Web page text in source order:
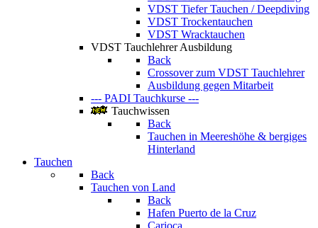
VDST Tiefer Tauchen / Deepdiving
VDST Trockentauchen
VDST Wracktauchen
VDST Tauchlehrer Ausbildung
Back
Crossover zum VDST Tauchlehrer
Ausbildung gegen Mitarbeit
--- PADI Tauchkurse ---
Tauchwissen
Back
Tauchen in Meereshöhe & bergiges
Hinterland
Tauchen
Back
Tauchen von Land
Back
Hafen Puerto de la Cruz
Carioca